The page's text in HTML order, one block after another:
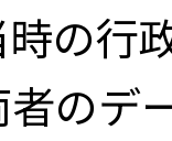
の行
のデ